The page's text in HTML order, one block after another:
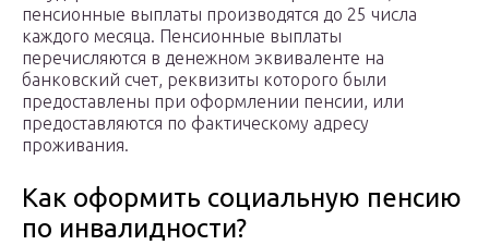
пенсионные выплаты производятся до 25 числа
каждого месяца. Пенсионные выплаты
перечисляются в денежном эквиваленте на
банковский счет, реквизиты которого были
предоставлены при оформлении пенсии, или
предоставляются по фактическому адресу
проживания.
Как оформить социальную пенсию
по инвалидности?